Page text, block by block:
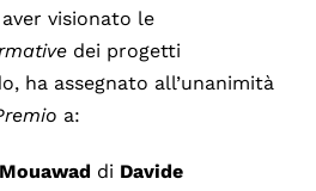
visionato le
dei progetti
ha assegnato all’unanimità
a:
di Davide